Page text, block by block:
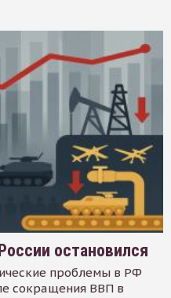
остановился
проблемы в РФ
сокращения ВВП в